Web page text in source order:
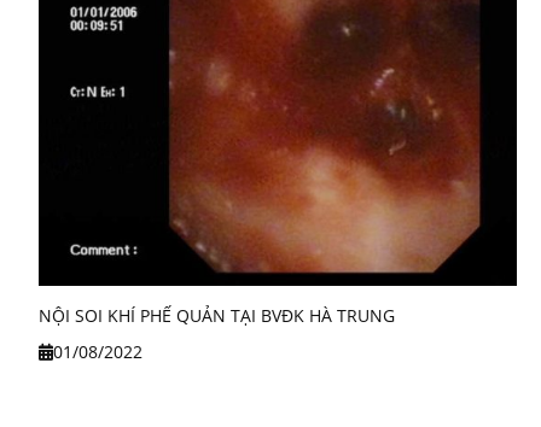
NỘI SOI KHÍ PHẾ QUẢN TẠI BVĐK HÀ TRUNG
01/08/2022